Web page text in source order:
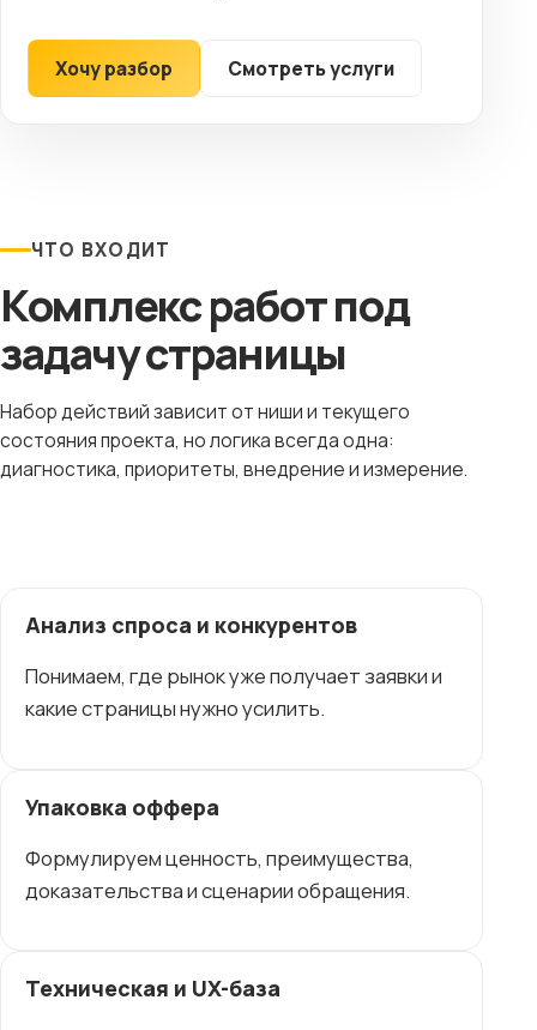
Хочу разбор Смотреть услуги
ЧТО ВХОДИТ
Комплекс работ под
задачу страницы
Набор действий зависит от ниши и текущего
состояния проекта, но логика всегда одна:
диагностика, приоритеты, внедрение и измерение.
Анализ спроса и конкурентов
Понимаем, где рынок уже получает заявки и
какие страницы нужно усилить.
Упаковка оффера
Формулируем ценность, преимущества,
доказательства и сценарии обращения.
Техническая и UX-база